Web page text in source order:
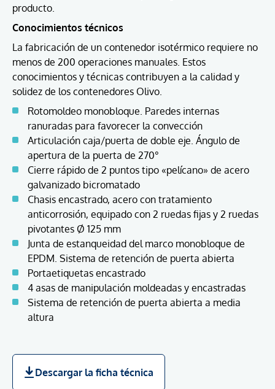
producto.
Conocimientos técnicos
La fabricación de un contenedor isotérmico requiere no
menos de 200 operaciones manuales. Estos
conocimientos y técnicas contribuyen a la calidad y
solidez de los contenedores Olivo.
Rotomoldeo monobloque. Paredes internas
ranuradas para favorecer la convección
Articulación caja/puerta de doble eje. Ángulo de
apertura de la puerta de 270°
Cierre rápido de 2 puntos tipo «pelícano» de acero
galvanizado bicromatado
Chasis encastrado, acero con tratamiento
anticorrosión, equipado con 2 ruedas fijas y 2 ruedas
pivotantes Ø 125 mm
Junta de estanqueidad del marco monobloque de
EPDM. Sistema de retención de puerta abierta
Portaetiquetas encastrado
4 asas de manipulación moldeadas y encastradas
Sistema de retención de puerta abierta a media
altura
Descargar la ficha técnica